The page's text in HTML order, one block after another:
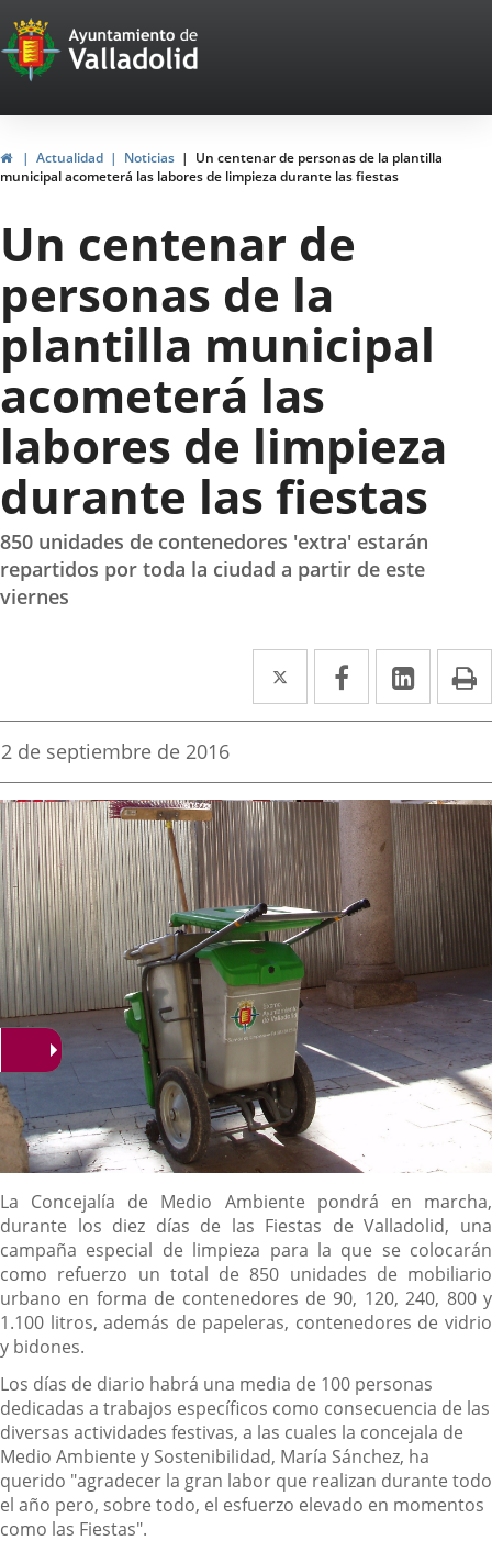
Portal
Web
del
Ayuntamiento
de
Valladolid
HomeActualidad Noticias
Un centenar de personas de la plantilla
municipal acometerá las labores de limpieza durante las fiestas
Un centenar de
personas de la
plantilla municipal
acometerá las
labores de limpieza
durante las fiestas
850 unidades de contenedores 'extra' estarán
repartidos por toda la ciudad a partir de este
viernes
Twitter
Enlace
a
aplicación
externa.
Facebook
Enlace
a
aplicación
externa.
Enlace
a
Fecha
la
noticia
2 de septiembre de 2016
Descripción
La Concejalía de Medio Ambiente pondrá en marcha,
durante los diez días de las Fiestas de Valladolid, una
campaña especial de limpieza para la que se colocarán
como refuerzo un total de 850 unidades de mobiliario
urbano en forma de contenedores de 90, 120, 240, 800 y
1.100 litros, además de papeleras, contenedores de vidrio
y bidones.
Los días de diario habrá una media de 100 personas
dedicadas a trabajos específicos como consecuencia de las
diversas actividades festivas, a las cuales la concejala de
Medio Ambiente y Sostenibilidad, María Sánchez, ha
querido "agradecer la gran labor que realizan durante todo
el año pero, sobre todo, el esfuerzo elevado en momentos
como las Fiestas".